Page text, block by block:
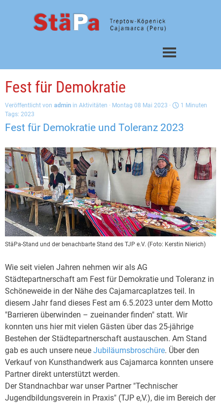
Menü überspringen
Fest für Demokratie
Veröffentlicht von admin in Aktivitäten · Montag 08 Mai 2023 ·
1 Minuten
Tags: 2023
Fest für Demokratie und Toleranz 2023
StäPa-Stand und der benachbarte Stand des TJP e.V. (Foto: Kerstin Nierich)
Wie seit vielen Jahren nehmen wir als AG
Städtepartnerschaft am Fest für Demokratie und Toleranz in
Schöneweide in der Nähe des Cajamarcaplatzes teil. In
diesem Jahr fand dieses Fest am 6.5.2023 unter dem Motto
"Barrieren überwinden – zueinander finden" statt. Wir
konnten uns hier mit vielen Gästen über das 25-jährige
Bestehen derStädtepartnerschaft austauschen. Am Stand
gab es auch unsere neue Jubiläumsbroschüre. Über den
Verkauf von Kunsthandwerk aus Cajamarca konnten unsere
Partner direkt unterstützt werden.
Der Standnachbar war unser Partner "Technischer
Jugendbildungsverein in Praxis" (TJP e,V.), die im Bereich der